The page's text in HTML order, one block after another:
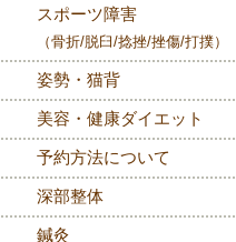
スポーツ障害
（骨折/脱臼/捻挫/挫傷/打撲）
姿勢・猫背
美容・健康ダイエット
予約方法について
深部整体
鍼灸